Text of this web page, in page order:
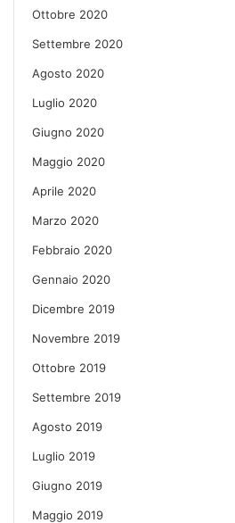
Ottobre 2020
Settembre 2020
Agosto 2020
Luglio 2020
Giugno 2020
Maggio 2020
Aprile 2020
Marzo 2020
Febbraio 2020
Gennaio 2020
Dicembre 2019
Novembre 2019
Ottobre 2019
Settembre 2019
Agosto 2019
Luglio 2019
Giugno 2019
Maggio 2019